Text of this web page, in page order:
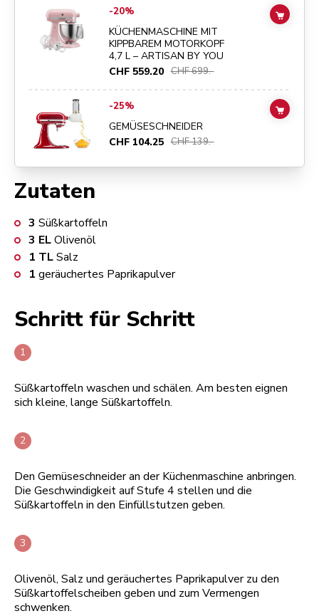
Zutaten
3 Süßkartoffeln
3 ELOlivenöl
1 TLSalz
1 geräuchertes Paprikapulver
Schritt für Schritt
Süßkartoffeln waschen und schälen. Am besten eignen
sich kleine, lange Süßkartoffeln.
Den Gemüseschneider an der Küchenmaschine anbringen.
Die Geschwindigkeit auf Stufe 4 stellen und die
Süßkartoffeln in den Einfüllstutzen geben.
Olivenöl, Salz und geräuchertes Paprikapulver zu den
Süßkartoffelscheiben geben und zum Vermengen
schwenken.
Go toKÜCHENMASCHINE MIT KIPPBAREM MOTORKOPF 4,7 L –
-20%
KÜCHENMASCHINE MIT
KIPPBAREM MOTORKOPF
4,7 L – ARTISAN BY YOU
CHF 559.20 CHF 699.-
ADD
GEMÜSESCHNEIDER
-25%
GEMÜSESCHNEIDER
CHF 104.25 CHF 139.-
ADD